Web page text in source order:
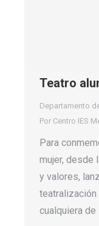
Teatro
Departamento
Por Centro IES
Para
mujer, desde
y valores,
cualquiera